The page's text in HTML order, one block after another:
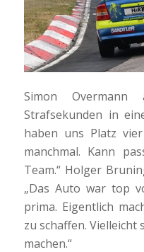
Simon
Strafsekunden in
haben uns Platz
manchmal. Kann
Team.“ Holger
„Das Auto war top
prima. Eigentlich
zu schaffen. Vielleicht
machen.“